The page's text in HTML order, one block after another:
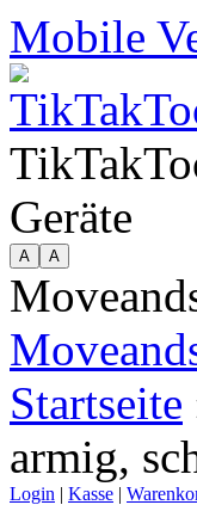
Mobile
Geräte
Startseite
armig,
Login | Kasse |